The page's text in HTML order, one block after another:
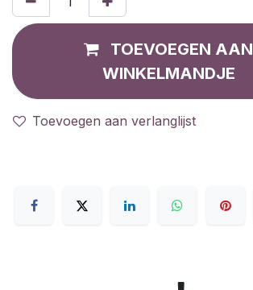
TOEVOEGEN AAN
WINKELMANDJE
Toevoegen aan verlanglijst